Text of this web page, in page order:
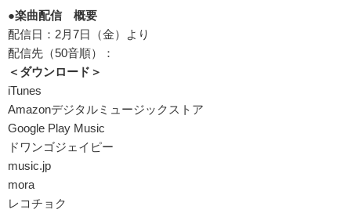
●楽曲配信 概要
配信日：2月7日（金）より
配信先（50音順）：
＜ダウンロード＞
iTunes
Amazonデジタルミュージックストア
Google Play Music
ドワンゴジェイピー
music.jp
mora
レコチョク